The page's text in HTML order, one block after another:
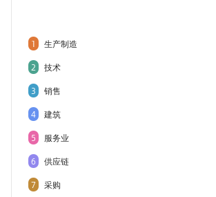
1 生产制造
2 技术
3 销售
4 建筑
5 服务业
6 供应链
7 采购